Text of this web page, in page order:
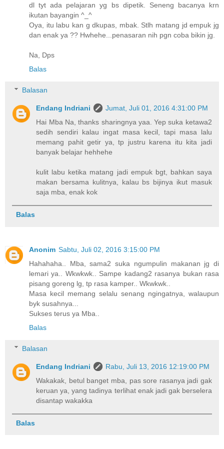
dl tyt ada pelajaran yg bs dipetik. Seneng bacanya krn
ikutan bayangin ^_^
Oya, itu labu kan g dkupas, mbak. Stlh matang jd empuk jg
dan enak ya ?? Hwhehe...penasaran nih pgn coba bikin jg.
Na, Dps
Balas
Balasan
Endang Indriani
Jumat, Juli 01, 2016 4:31:00 PM
Hai Mba Na, thanks sharingnya yaa. Yep suka ketawa2
sedih sendiri kalau ingat masa kecil, tapi masa lalu
memang pahit getir ya, tp justru karena itu kita jadi
banyak belajar hehhehe
kulit labu ketika matang jadi empuk bgt, bahkan saya
makan bersama kulitnya, kalau bs bijinya ikut masuk
saja mba, enak kok
Balas
Anonim Sabtu, Juli 02, 2016 3:15:00 PM
Hahahaha.. Mba, sama2 suka ngumpulin makanan jg di
lemari ya.. Wkwkwk.. Sampe kadang2 rasanya bukan rasa
pisang goreng lg, tp rasa kamper.. Wkwkwk..
Masa kecil memang selalu senang ngingatnya, walaupun
byk susahnya...
Sukses terus ya Mba..
Balas
Balasan
Endang Indriani
Rabu, Juli 13, 2016 12:19:00 PM
Wakakak, betul banget mba, pas sore rasanya jadi gak
keruan ya, yang tadinya terlihat enak jadi gak berselera
disantap wakakka
Balas